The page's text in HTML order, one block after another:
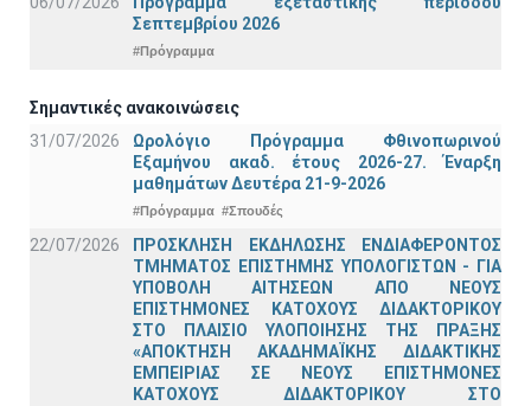
Σεπτεμβρίου 2026
#Πρόγραμμα
Σημαντικές ανακοινώσεις
31/07/2026
Ωρολόγιο Πρόγραμμα Φθινοπωρινού
Εξαμήνου ακαδ. έτους 2026-27. Έναρξη
μαθημάτων Δευτέρα 21-9-2026
#Πρόγραμμα #Σπουδές
22/07/2026
ΠΡΟΣΚΛΗΣΗ ΕΚΔΗΛΩΣΗΣ ΕΝΔΙΑΦΕΡΟΝΤΟΣ
ΤΜΗΜΑΤΟΣ ΕΠΙΣΤΗΜΗΣ ΥΠΟΛΟΓΙΣΤΩΝ - ΓΙΑ
ΥΠΟΒΟΛΗ ΑΙΤΗΣΕΩΝ ΑΠΟ ΝΕΟΥΣ
ΕΠΙΣΤΗΜΟΝΕΣ ΚΑΤΟΧΟΥΣ ΔΙΔΑΚΤΟΡΙΚΟΥ
ΣΤΟ ΠΛΑΙΣΙΟ ΥΛΟΠΟΙΗΣΗΣ ΤΗΣ ΠΡΑΞΗΣ
«ΑΠΟΚΤΗΣΗ ΑΚΑΔΗΜΑΪΚΗΣ ΔΙΔΑΚΤΙΚΗΣ
ΕΜΠΕΙΡΙΑΣ ΣΕ ΝΕΟΥΣ ΕΠΙΣΤΗΜΟΝΕΣ
ΚΑΤΟΧΟΥΣ ΔΙΔΑΚΤΟΡΙΚΟΥ ΣΤΟ